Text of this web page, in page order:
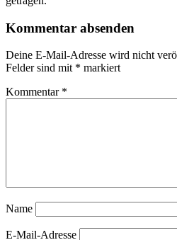
Kommentar absenden
Deine E-Mail-Adresse wird nicht
Felder sind mit * markiert
Kommentar *
Name
E-Mail-Adresse